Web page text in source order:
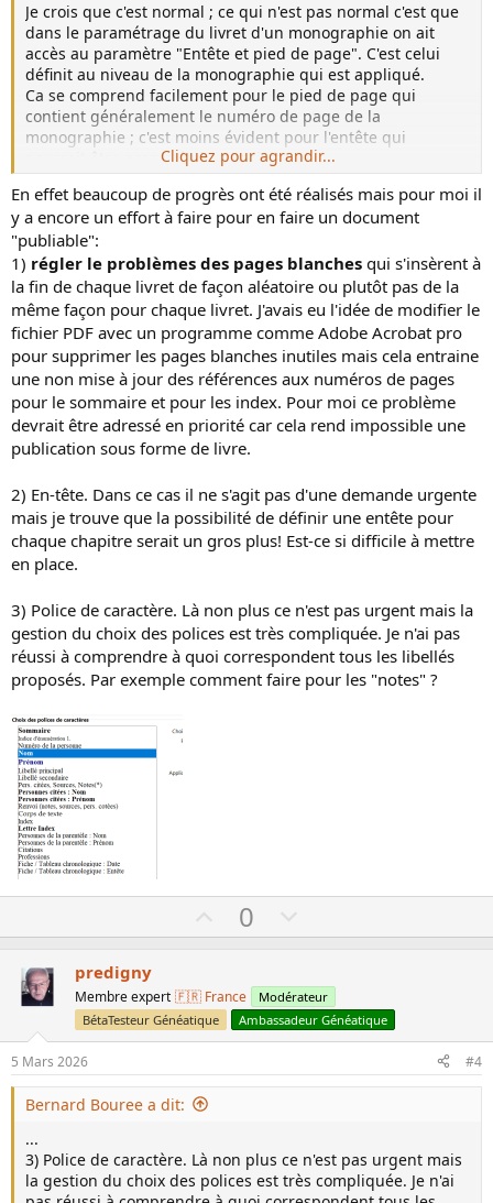
Je crois que c'est normal ; ce qui n'est pas normal c'est que
dans le paramétrage du livret d'un monographie on ait
accès au paramètre "Entête et pied de page". C'est celui
définit au niveau de la monographie qui est appliqué.
Ca se comprend facilement pour le pied de page qui
contient généralement le numéro de page de la
monographie ; c'est moins évident pour l'entête qui
pourrait être propre à chaque livret.
Les monographies ont fait beaucoup de progrès depuis
leur apparition mais il reste des choses à faire ...
Cliquez pour agrandir...
En effet beaucoup de progrès ont été réalisés mais pour moi il
y a encore un effort à faire pour en faire un document
"publiable":
1) régler le problèmes des pages blanches qui s'insèrent à
la fin de chaque livret de façon aléatoire ou plutôt pas de la
même façon pour chaque livret. J'avais eu l'idée de modifier le
fichier PDF avec un programme comme Adobe Acrobat pro
pour supprimer les pages blanches inutiles mais cela entraine
une non mise à jour des références aux numéros de pages
pour le sommaire et pour les index. Pour moi ce problème
devrait être adressé en priorité car cela rend impossible une
publication sous forme de livre.
2) En-tête. Dans ce cas il ne s'agit pas d'une demande urgente
mais je trouve que la possibilité de définir une entête pour
chaque chapitre serait un gros plus! Est-ce si difficile à mettre
en place.
3) Police de caractère. Là non plus ce n'est pas urgent mais la
gestion du choix des polices est très compliquée. Je n'ai pas
réussi à comprendre à quoi correspondent tous les libellés
proposés. Par exemple comment faire pour les "notes" ?
U
p
o
t
e
0
o
n
v
o
t
predigny
Membre expert 🇫🇷 France
Modérateur
BétaTesteur Généatique
Ambassadeur Généatique
5 Mars 2026 #4
Bernard Bouree a dit:
...
3) Police de caractère. Là non plus ce n'est pas urgent mais
la gestion du choix des polices est très compliquée. Je n'ai